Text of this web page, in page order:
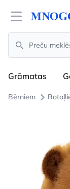
Open menu
Search
Grāmatas
Bērniem